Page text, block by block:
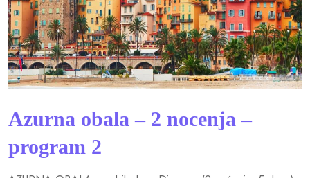
Azurna obala – 2 nocenja –
program 2